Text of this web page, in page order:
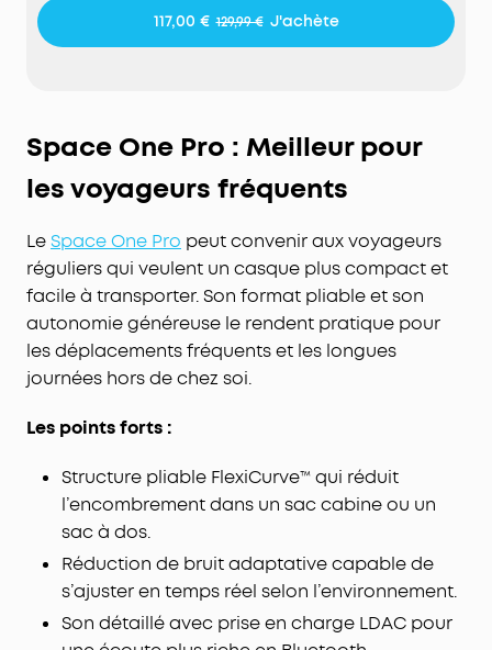
coussinets d’oreille en cuir protéiné amélioré,
équipés de mousse à mémoire de forme à rebond
double couche de 40 mm produisent des aigus
précis et des basses puissantes, pour un audio
haute fidélité exceptionnel. Compatible avec
l’audio Hi-Res en mode filaire et le LDAC en mode
sans fil.
Autonomie idéale pour voyager : Jusqu'à 50
heures d'autonomie avec l'ANC, et 70 heures sans
l'ANC. La charge ultra-rapide permet de profiter
de 4 heures d'écoute avec seulement 5 minutes
de charge. N'ayez plus jamais peur de manquer
de batterie !
Activez le mode Sieste dans l'application
paysages sonores intégrés. Bloquez les
distractions et relaxez-vous pour être toujours au
maximum.
117,00 € 129,99 € J'achète
Space One Pro : Meilleur pour
les voyageurs fréquents
Le Space One Pro peut convenir aux voyageurs
réguliers qui veulent un casque plus compact et
facile à transporter. Son format pliable et son
autonomie généreuse le rendent pratique pour
les déplacements fréquents et les longues
journées hors de chez soi.
Les points forts :
Structure pliable FlexiCurve™ qui réduit
l’encombrement dans un sac cabine ou un
sac à dos.
Réduction de bruit adaptative capable de
s’ajuster en temps réel selon l’environnement.
Son détaillé avec prise en charge LDAC pour